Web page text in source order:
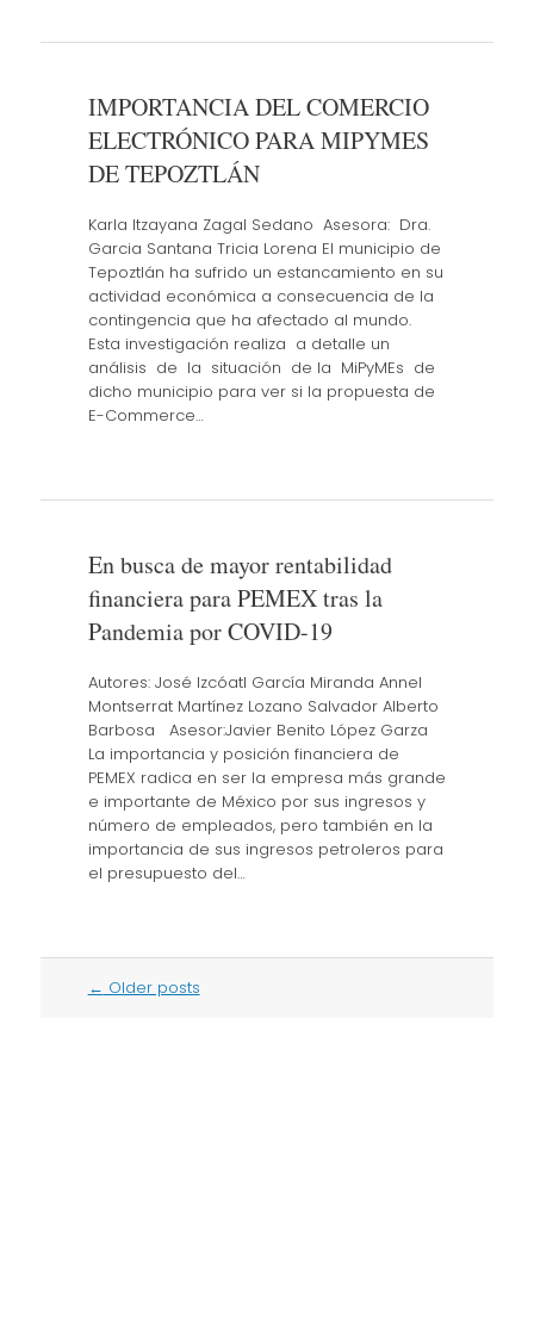
IMPORTANCIA DEL COMERCIO
ELECTRÓNICO PARA MIPYMES
DE TEPOZTLÁN
Karla Itzayana Zagal Sedano Asesora: Dra.
Garcia Santana Tricia Lorena El municipio de
Tepoztlán ha sufrido un estancamiento en su
actividad económica a consecuencia de la
contingencia que ha afectado al mundo.
Esta investigación realiza a detalle un
análisis de la situación de la MiPyMEs de
dicho municipio para ver si la propuesta de
E-Commerce…
En busca de mayor rentabilidad
financiera para PEMEX tras la
Pandemia por COVID-19
Autores: José Izcóatl García Miranda Annel
Montserrat Martínez Lozano Salvador Alberto
Barbosa Asesor:Javier Benito López Garza
La importancia y posición financiera de
PEMEX radica en ser la empresa más grande
e importante de México por sus ingresos y
número de empleados, pero también en la
importancia de sus ingresos petroleros para
el presupuesto del…
Post
← Older posts